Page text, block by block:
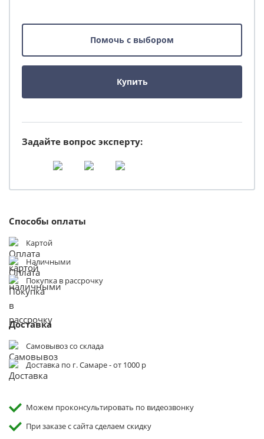
Можем проконсультировать по видеозвонку
При заказе с сайта сделаем скидку
Помочь с выбором
Купить
Задайте вопрос эксперту:
Способы оплаты
Картой
Наличными
Покупка в рассрочку
Доставка
Самовывоз со склада
Доставка по г. Самаре - от 1000 р